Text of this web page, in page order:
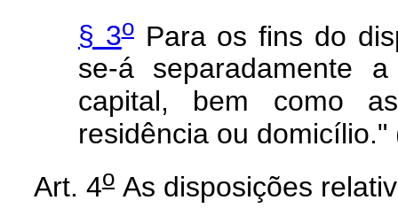
§ 3oPara os fins do
se-á separadamente
capital, bem como
residência ou domicílio."
Art. 4o As disposições